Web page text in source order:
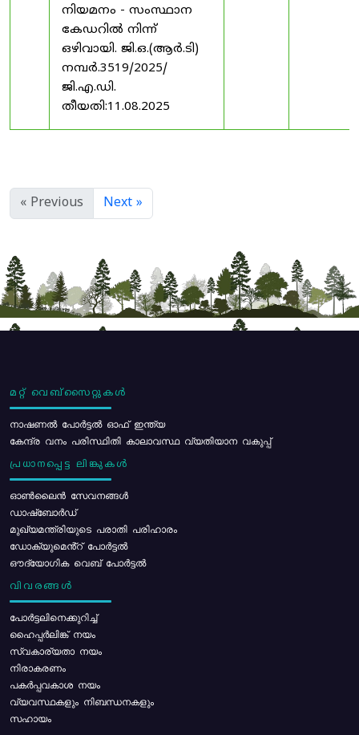
നിയമനം - സംസ്ഥാന
കേഡറിൽ നിന്ന്
ഒഴിവായി. ജി.ഒ.(ആർ.ടി)
നമ്പർ.3519/2025/
ജി.എ.ഡി.
തീയതി:11.08.2025
« Previous Next »
മറ്റ് വെബ്സൈറ്റുകൾ
നാഷണൽ പോർട്ടൽ ഓഫ് ഇന്ത്യ
കേന്ദ്ര വനം പരിസ്ഥിതി കാലാവസ്ഥ വ്യതിയാന വകുപ്പ്
പ്രധാനപ്പെട്ട ലിങ്കുകൾ
ഓൺലൈൻ സേവനങ്ങൾ
ഡാഷ്ബോർഡ്
മുഖ്യമന്ത്രിയുടെ പരാതി പരിഹാരം
ഡോക്യുമെൻ്റ് പോർട്ടൽ
ഔദ്യോഗിക വെബ് പോർട്ടൽ
വിവരങ്ങൾ
പോര്‍ട്ടലിനെക്കുറിച്ച്
ഹൈപ്പർലിങ്ക് നയം
സ്വകാര്യതാ നയം
നിരാകരണം
പകർപ്പവകാശ നയം
വ്യവസ്ഥകളും നിബന്ധനകളും
സഹായം